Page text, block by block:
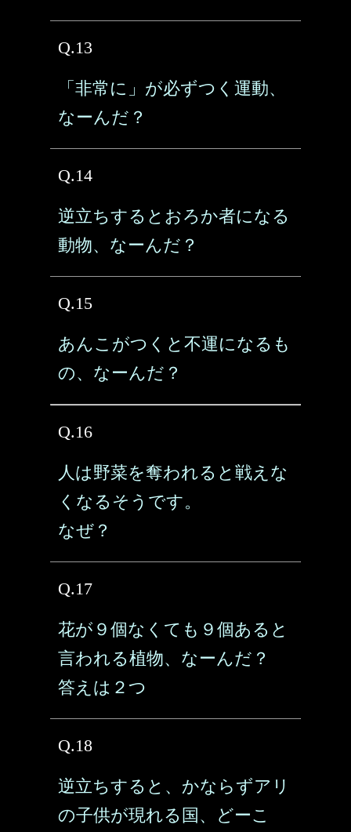
Q.13
「非常に」が必ずつく運動、
なーんだ？
Q.14
逆立ちするとおろか者になる
動物、なーんだ？
Q.15
あんこがつくと不運になるも
の、なーんだ？
Q.16
人は野菜を奪われると戦えな
くなるそうです。
なぜ？
Q.17
花が９個なくても９個あると
言われる植物、なーんだ？
答えは２つ
Q.18
逆立ちすると、かならずアリ
の子供が現れる国、どーこ